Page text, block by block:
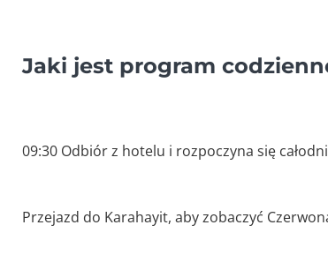
Jaki jest program
09:30 Odbiór z hotelu i rozpoczyna się
Przejazd do Karahayit, aby zobaczyć